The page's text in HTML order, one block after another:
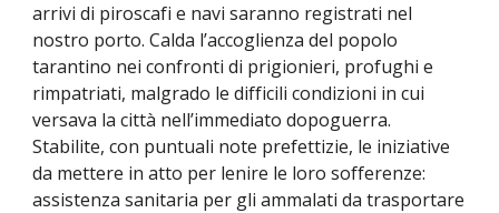
arrivi di piroscafi e navi saranno registrati nel
nostro porto. Calda l’accoglienza del popolo
tarantino nei confronti di prigionieri, profughi e
rimpatriati, malgrado le difficili condizioni in cui
versava la città nell’immediato dopoguerra.
Stabilite, con puntuali note prefettizie, le iniziative
da mettere in atto per lenire le loro sofferenze:
assistenza sanitaria per gli ammalati da trasportare